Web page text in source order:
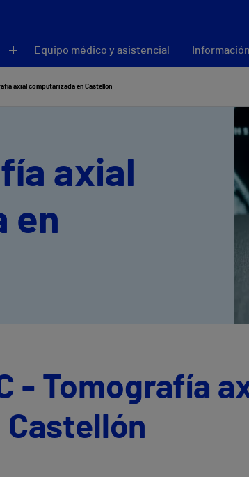
Equipo médico y asistencial
axial computarizada en Castellón
axial
en
- Tomografía